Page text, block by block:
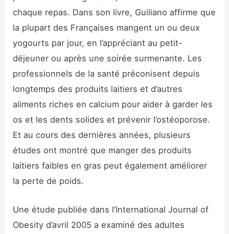
chaque repas. Dans son livre, Guiliano affirme que
la plupart des Françaises mangent un ou deux
yogourts par jour, en l’appréciant au petit-
déjeuner ou après une soirée surmenante. Les
professionnels de la santé préconisent depuis
longtemps des produits laitiers et d’autres
aliments riches en calcium pour aider à garder les
os et les dents solides et prévenir l’ostéoporose.
Et au cours des dernières années, plusieurs
études ont montré que manger des produits
laitiers faibles en gras peut également améliorer
la perte de poids.
Une étude publiée dans l’International Journal of
Obesity d’avril 2005 a examiné des adultes